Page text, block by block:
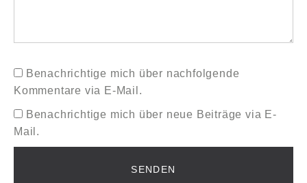
Benachrichtige mich über nachfolgende
Kommentare via E-Mail.
Benachrichtige mich über neue Beiträge via E-
Mail.